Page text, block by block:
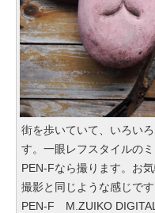
街を歩いていて、いろい
す。一眼レフスタイルの
PEN-Fなら撮ります。お
撮影と同じような感じです
PEN-F M.ZUIKO